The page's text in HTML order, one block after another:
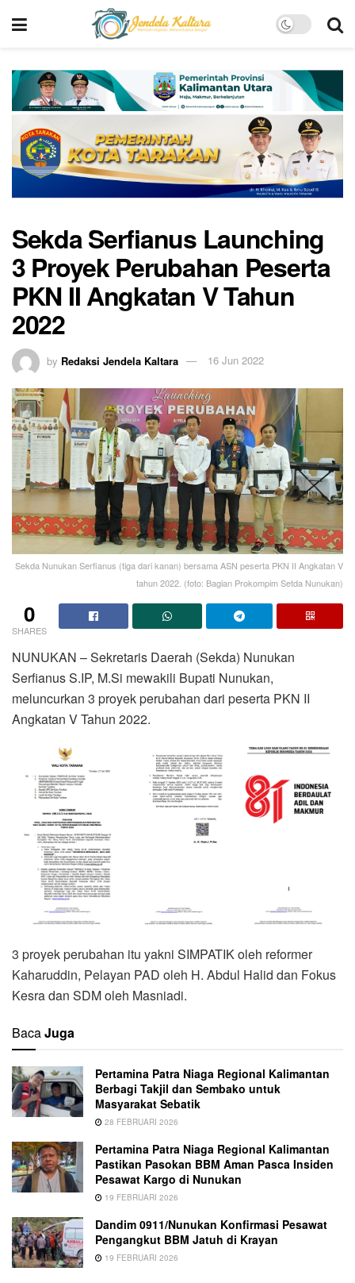
Sekda Serfianus Launching
3 Proyek Perubahan Peserta
PKN II Angkatan V Tahun
2022
by Redaksi Jendela Kaltara 16 Jun 2022
Sekda Nunukan Serfianus (tiga dari kanan) bersama ASN peserta PKN II Angkatan V
tahun 2022. (foto: Bagian Prokompim Setda Nunukan)
0
SHARES
NUNUKAN – Sekretaris Daerah (Sekda) Nunukan
Serfianus S.IP, M.Si mewakili Bupati Nunukan,
meluncurkan 3 proyek perubahan dari peserta PKN II
Angkatan V Tahun 2022.
3 proyek perubahan itu yakni SIMPATIK oleh reformer
Kaharuddin, Pelayan PAD oleh H. Abdul Halid dan Fokus
Kesra dan SDM oleh Masniadi.
BacaJuga
Pertamina Patra Niaga Regional Kalimantan
Berbagi Takjil dan Sembako untuk
Masyarakat Sebatik
28 FEBRUARI 2026
Pertamina Patra Niaga Regional Kalimantan
Pastikan Pasokan BBM Aman Pasca Insiden
Pesawat Kargo di Nunukan
19 FEBRUARI 2026
Dandim 0911/Nunukan Konfirmasi Pesawat
Pengangkut BBM Jatuh di Krayan
19 FEBRUARI 2026